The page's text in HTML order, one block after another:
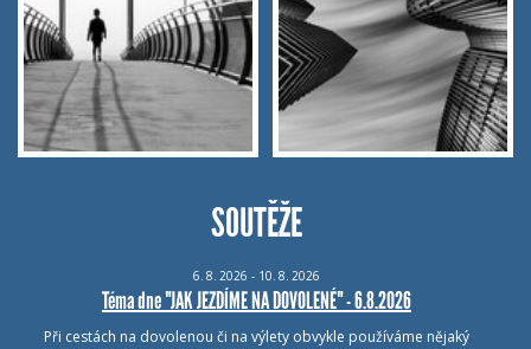
SOUTĚŽE
6. 8. 2026 - 10. 8. 2026
Téma dne "JAK JEZDÍME NA DOVOLENÉ" - 6.8.2026
Při cestách na dovolenou či na výlety obvykle používáme nějaký